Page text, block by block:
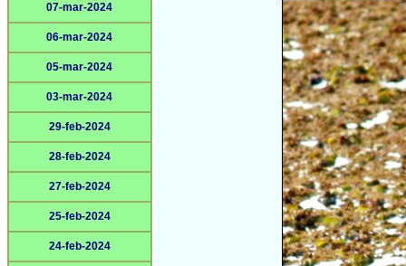
07-mar-2024
06-mar-2024
05-mar-2024
03-mar-2024
29-feb-2024
28-feb-2024
27-feb-2024
25-feb-2024
24-feb-2024